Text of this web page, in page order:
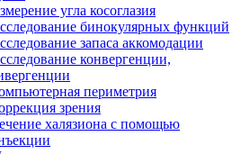
угла косоглазия
бинокулярных функций
запаса аккомодации
конвергенции,
периметрия
зрения
халязиона с помощью